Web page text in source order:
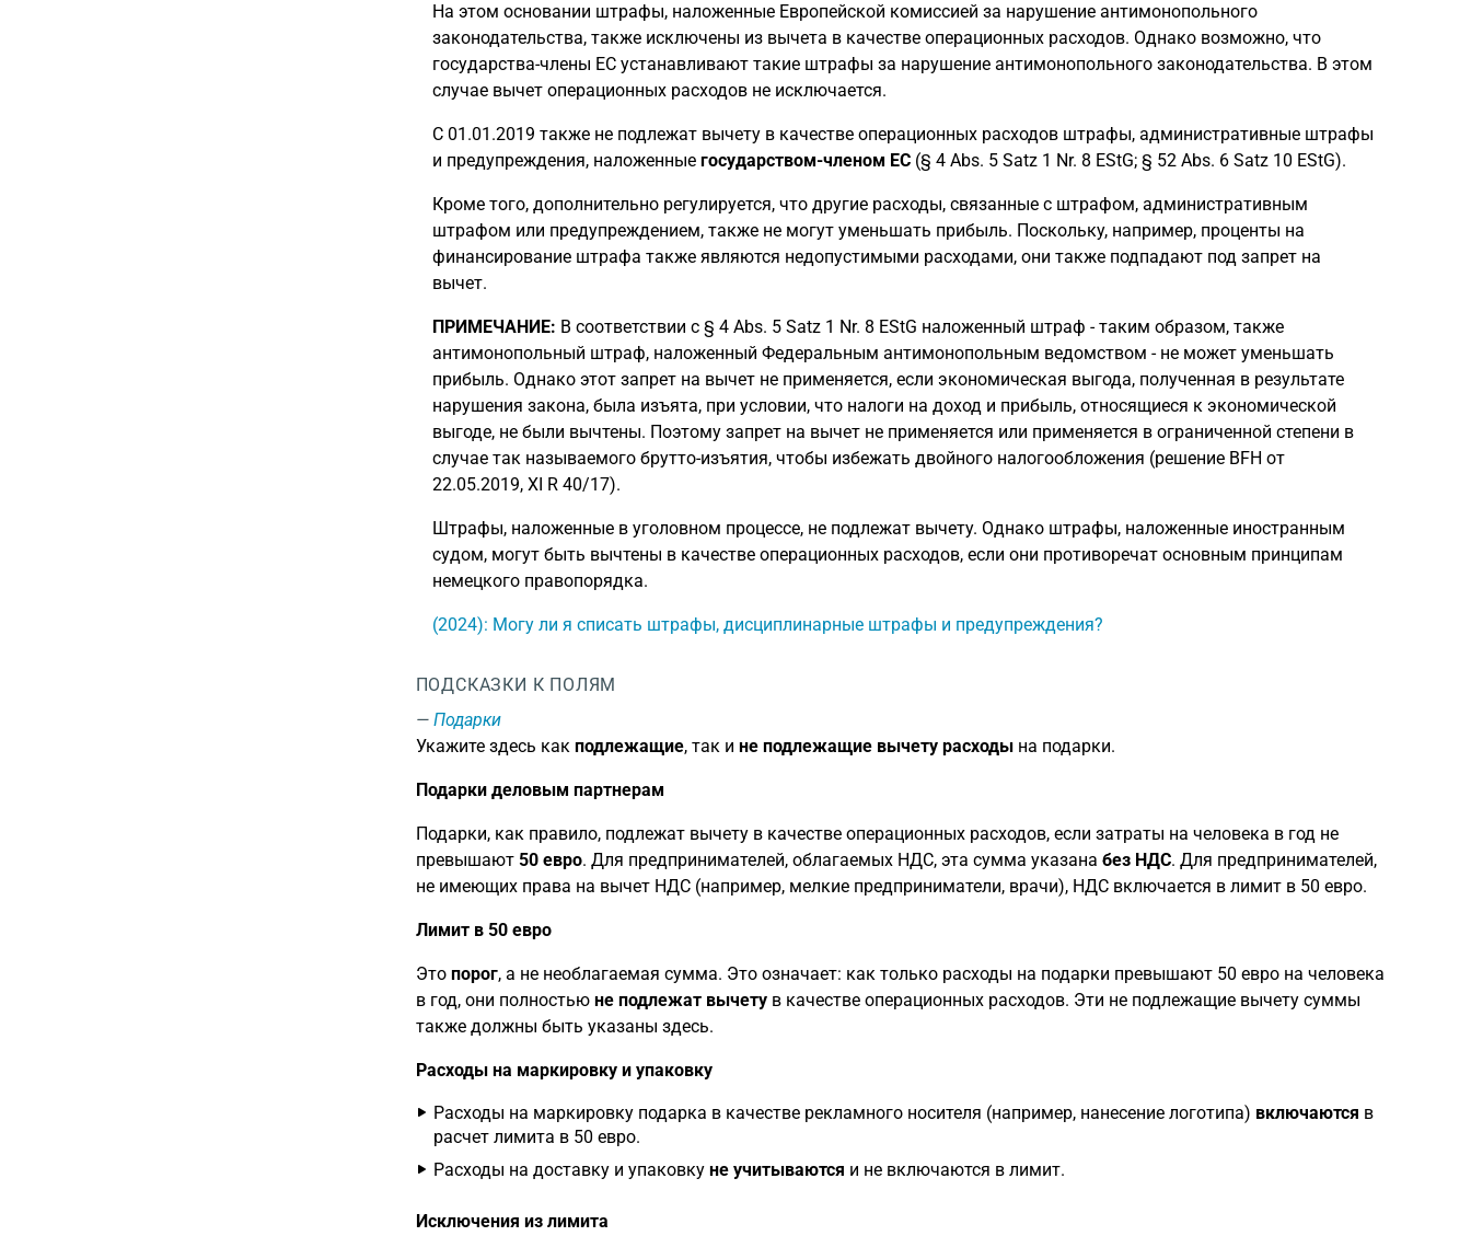
На этом основании штрафы, наложенные Европейской комиссией за нарушение антимонопольного
законодательства, также исключены из вычета в качестве операционных расходов. Однако возможно, что
государства-члены ЕС устанавливают такие штрафы за нарушение антимонопольного законодательства. В этом
случае вычет операционных расходов не исключается.
С 01.01.2019 также не подлежат вычету в качестве операционных расходов штрафы, административные штрафы
и предупреждения, наложенные государством-членом ЕС(§ 4 Abs. 5 Satz 1 Nr. 8 EStG; § 52 Abs. 6 Satz 10 EStG).
Кроме того, дополнительно регулируется, что другие расходы, связанные с штрафом, административным
штрафом или предупреждением, также не могут уменьшать прибыль. Поскольку, например, проценты на
финансирование штрафа также являются недопустимыми расходами, они также подпадают под запрет на
вычет.
ПРИМЕЧАНИЕ: В соответствии с § 4 Abs. 5 Satz 1 Nr. 8 EStG наложенный штраф - таким образом, также
антимонопольный штраф, наложенный Федеральным антимонопольным ведомством - не может уменьшать
прибыль. Однако этот запрет на вычет не применяется, если экономическая выгода, полученная в результате
нарушения закона, была изъята, при условии, что налоги на доход и прибыль, относящиеся к экономической
выгоде, не были вычтены. Поэтому запрет на вычет не применяется или применяется в ограниченной степени в
случае так называемого брутто-изъятия, чтобы избежать двойного налогообложения (решение BFH от
22.05.2019, XI R 40/17).
Штрафы, наложенные в уголовном процессе, не подлежат вычету. Однако штрафы, наложенные иностранным
судом, могут быть вычтены в качестве операционных расходов, если они противоречат основным принципам
немецкого правопорядка.
(2024): Могу ли я списать штрафы, дисциплинарные штрафы и предупреждения?
ПОДСКАЗКИ К ПОЛЯМ
Подарки
Укажите здесь как подлежащие, так и не подлежащие вычету расходына подарки.
Подарки деловым партнерам
Подарки, как правило, подлежат вычету в качестве операционных расходов, если затраты на человека в год не
превышают 50 евро. Для предпринимателей, облагаемых НДС, эта сумма указана без НДС. Для предпринимателей,
не имеющих права на вычет НДС (например, мелкие предприниматели, врачи), НДС включается в лимит в 50 евро.
Лимит в 50 евро
Это порог, а не необлагаемая сумма. Это означает: как только расходы на подарки превышают 50 евро на человека
в год, они полностью не подлежат вычетув качестве операционных расходов. Эти не подлежащие вычету суммы
также должны быть указаны здесь.
Расходы на маркировку и упаковку
Расходы на маркировку подарка в качестве рекламного носителя (например, нанесение логотипа) включаются в
расчет лимита в 50 евро.
Расходы на доставку и упаковку не учитываются и не включаются в лимит.
Исключения из лимита